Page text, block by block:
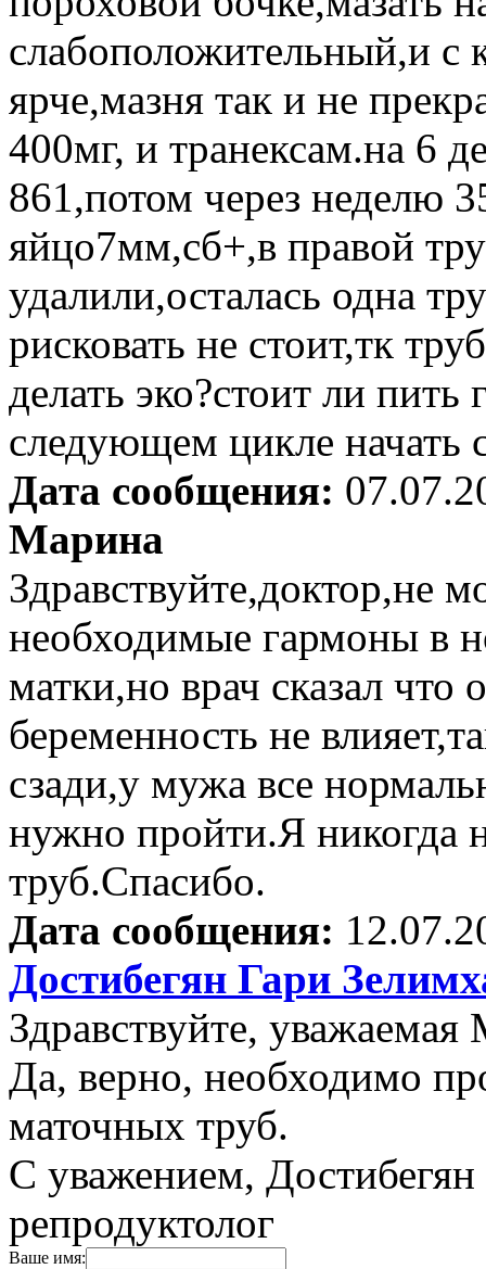
слабоположительный,и с
ярче,мазня так и не
400мг, и транексам.на 6
861,потом через неделю
яйцо7мм,сб+,в правой
удалили,осталась одна
рисковать не стоит,тк
делать эко?стоит ли
следующем цикле начать
Дата сообщения:
Марина
Здравствуйте,доктор,не
необходимые гармоны в
матки,но врач сказал что
беременность не
сзади,у мужа все
нужно пройти.Я никогда
труб.Спасибо.
Дата сообщения:
Достибегян Гари
Здравствуйте,
Да, верно, необходимо
маточных труб.
С уважением,
репродуктолог
Ваше имя: